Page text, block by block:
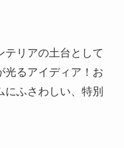
テリアの土台として
光るアイディア！お
ふさわしい、特別